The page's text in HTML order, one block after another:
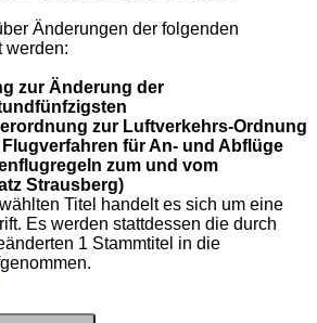
Änderungen der folgenden
werden:
zur Änderung der
zur Luftverkehrs-Ordnung
für An- und Abflüge
zum und vom
Strausberg)
Titel handelt es sich um eine
Es werden stattdessen die durch
1 Stammtitel in die